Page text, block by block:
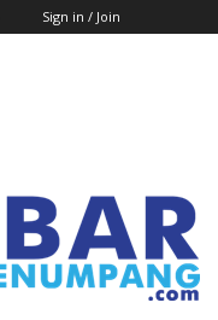
Sign in / Join